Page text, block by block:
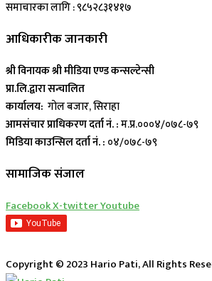
समाचारका लागि : ९८५२८३१४१७
आधिकारीक जानकारी
श्री विनायक श्री मीडिया एण्ड कन्सल्टेन्सी
प्रा.लि.द्वारा सन्चालित
कार्यालय: गोल बजार, सिराहा
आमसंचार प्राधिकरण दर्ता नं. :म.प्र.०००४/०७८-७९
मिडिया काउन्सिल दर्ता नं. : ०४/०७८-७९
सामाजिक संजाल
FacebookX-twitterYoutube
Copyright © 2023 Hario Pati, All Rights